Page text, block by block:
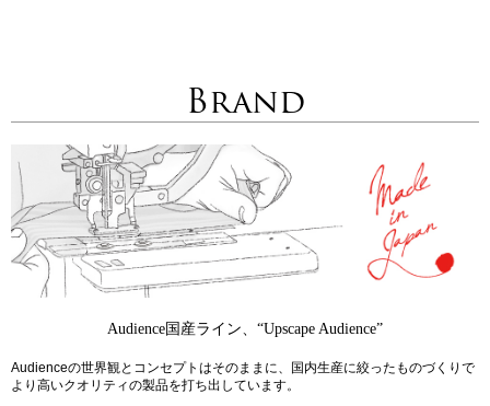
Brand
Audience国産ライン、“Upscape Audience”
Audienceの世界観とコンセプトはそのままに、国内生産に絞ったものづくりで
より高いクオリティの製品を打ち出しています。